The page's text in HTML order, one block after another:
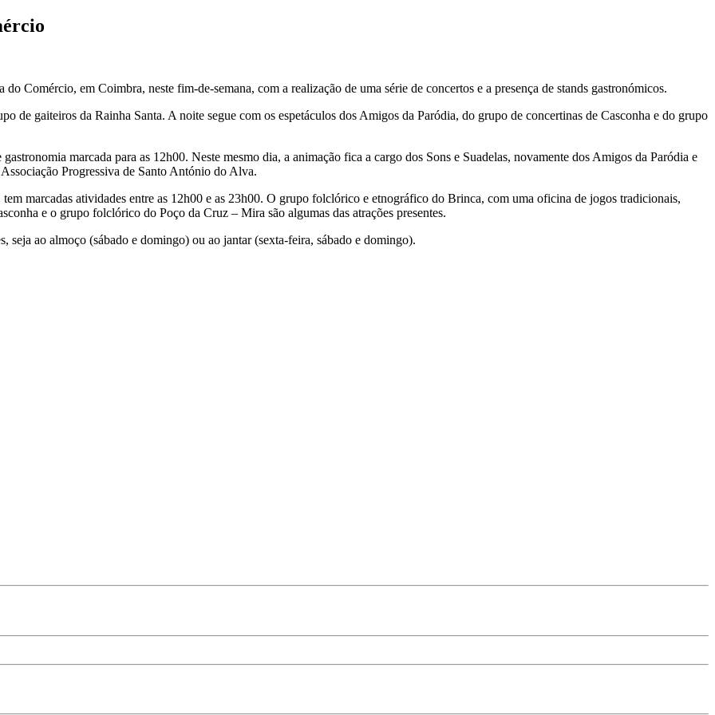
Comércio, em Coimbra, neste fim-de-semana, com a realização de uma série de concertos e a presença de stands gastronómicos.
de gaiteiros da Rainha Santa. A noite segue com os espetáculos dos Amigos da Paródia, do grupo de concertinas de Casconha e do grupo
marcada para as 12h00. Neste mesmo dia, a animação fica a cargo dos Sons e Suadelas, novamente dos Amigos da Paródia e
Progressiva de Santo António do Alva.
marcadas atividades entre as 12h00 e as 23h00. O grupo folclórico e etnográfico do Brinca, com uma oficina de jogos tradicionais,
e o grupo folclórico do Poço da Cruz – Mira são algumas das atrações presentes.
seja ao almoço (sábado e domingo) ou ao jantar (sexta-feira, sábado e domingo).